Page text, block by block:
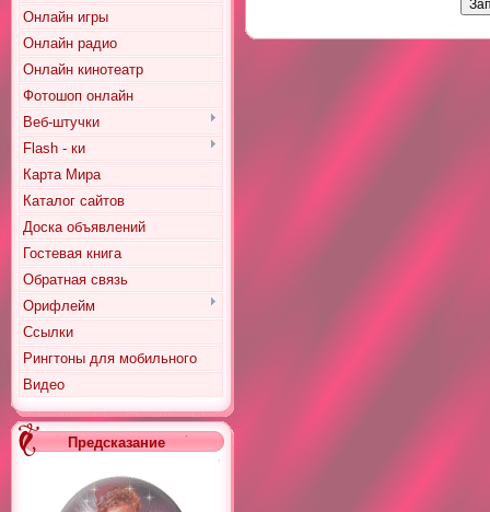
Онлайн игры
Онлайн радио
Онлайн кинотеатр
Фотошоп онлайн
Веб-штучки
Flash - ки
Карта Мира
Каталог сайтов
Доска объявлений
Гостевая книга
Обратная связь
Орифлейм
Ссылки
Рингтоны для мобильного
Видео
Предсказание